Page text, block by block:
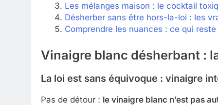
Les mélanges maison : le cocktail
Désherber sans être hors-la-loi : les
Comprendre les nuances : ce qui reste
Vinaigre blanc désherbant :
La loi est sans équivoque : vinaigre
Pas de détour : le vinaigre blanc n’est pas